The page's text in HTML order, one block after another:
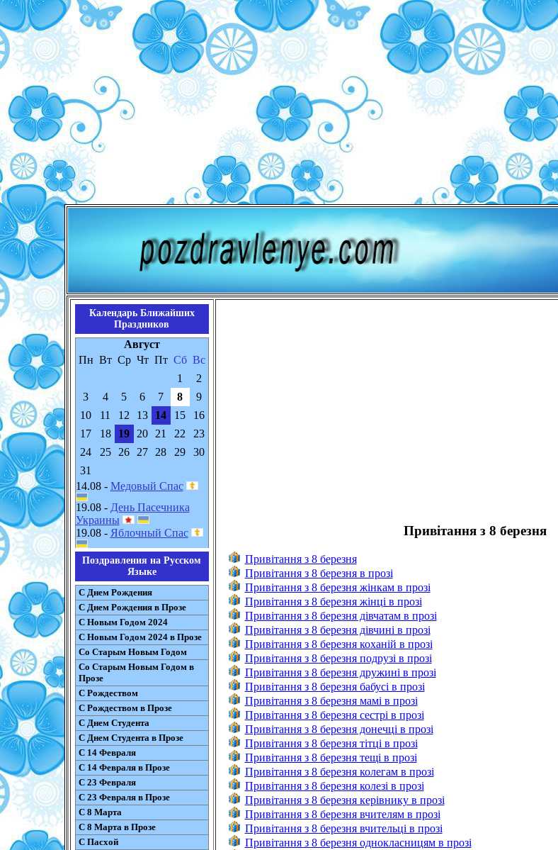
Календарь Ближайших
Праздников
Август
Пн Вт Ср Чт Пт Сб Вс
1
2
3
4 5 6 7 8
9
10
11 12 13 14 15
16
17
18 19 20 21 22
23
24
25 26 27 28 29
30
31
14.08 - Медовый Спас
19.08 - День Пасечника
Украины
19.08 - Яблочный Спас
Поздравления на Русском
Языке
С Днем Рождения
С Днем Рождения в Прозе
С Новым Годом 2024
С Новым Годом 2024 в Прозе
Со Старым Новым Годом
Со Старым Новым Годом в
Прозе
С Рождеством
С Рождеством в Прозе
С Днем Студента
С Днем Студента в Прозе
С 14 Февраля
С 14 Февраля в Прозе
С 23 Февраля
С 23 Февраля в Прозе
С 8 Марта
С 8 Марта в Прозе
С Пасхой
Привітання з 8 березня
Привітання з 8 березня
Привітання з 8 березня в прозі
Привітання з 8 березня жінкам в прозі
Привітання з 8 березня жінці в прозі
Привітання з 8 березня дівчатам в прозі
Привітання з 8 березня дівчині в прозі
Привітання з 8 березня коханій в прозі
Привітання з 8 березня подрузі в прозі
Привітання з 8 березня дружині в прозі
Привітання з 8 березня бабусі в прозі
Привітання з 8 березня мамі в прозі
Привітання з 8 березня сестрі в прозі
Привітання з 8 березня донечці в прозі
Привітання з 8 березня тітці в прозі
Привітання з 8 березня тещі в прозі
Привітання з 8 березня колегам в прозі
Привітання з 8 березня колезі в прозі
Привітання з 8 березня керівнику в прозі
Привітання з 8 березня вчителям в прозі
Привітання з 8 березня вчительці в прозі
Привітання з 8 березня однокласницям в прозі